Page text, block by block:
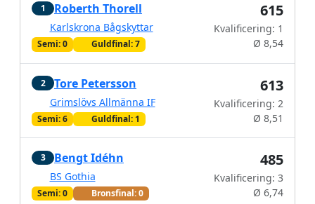
1 Roberth Thorell
Karlskrona Bågskyttar
Semi: 0 Guldfinal: 7
615
Kvalificering: 1
Ø 8,54
2 Tore Petersson
Grimslövs Allmänna IF
Semi: 6 Guldfinal: 1
613
Kvalificering: 2
Ø 8,51
3 Bengt Idéhn
BS Gothia
Semi: 0 Bronsfinal: 0
485
Kvalificering: 3
Ø 6,74